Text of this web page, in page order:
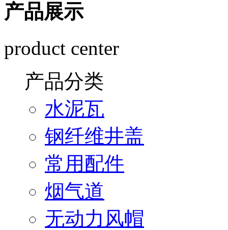
产品展示
product center
产品分类
水泥瓦
钢纤维井盖
常用配件
烟气道
无动力风帽